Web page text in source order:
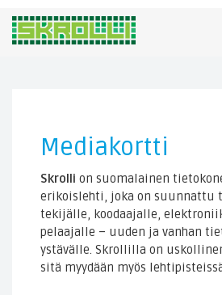
Mediakortti
Skrolli on suomalainen
erikoislehti, joka on suunnattu
tekijälle, koodaajalle,
pelaajalle – uuden ja vanhan
ystävälle. Skrollilla on
sitä myydään myös